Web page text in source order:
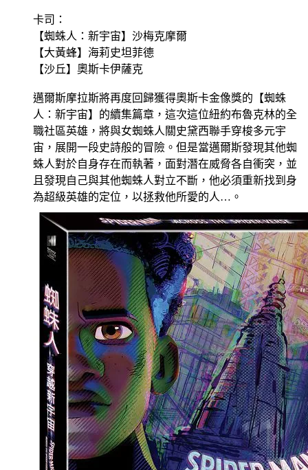
卡司：
【蜘蛛人：新宇宙】沙梅克摩爾
【大黃蜂】海莉史坦菲德
【沙丘】奧斯卡伊薩克
邁爾斯摩拉斯將再度回歸獲得奧斯卡金像獎的【蜘蛛
人：新宇宙】的續集篇章，這次這位紐約布魯克林的全
職社區英雄，將與女蜘蛛人關史黛西聯手穿梭多元宇
宙，展開一段史詩般的冒險。但是當邁爾斯發現其他蜘
蛛人對於自身存在而執著，面對潛在威脅各自衝突，並
且發現自己與其他蜘蛛人對立不斷，他必須重新找到身
為超級英雄的定位，以拯救他所愛的人…。